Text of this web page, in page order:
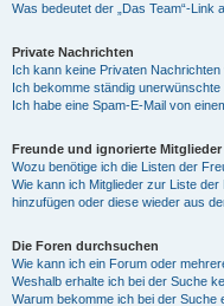
Was bedeutet der „Das Team“-Link
Private Nachrichten
Ich kann keine Privaten
Ich bekomme ständig
Ich habe eine Spam-E-Mail von
Freunde und ignorierte Mitglieder
Wozu benötige ich die Listen der
Wie kann ich Mitglieder zur Liste
hinzufügen oder diese wieder aus
Die Foren durchsuchen
Wie kann ich ein Forum oder
Weshalb erhalte ich bei der Suche
Warum bekomme ich bei der Suche